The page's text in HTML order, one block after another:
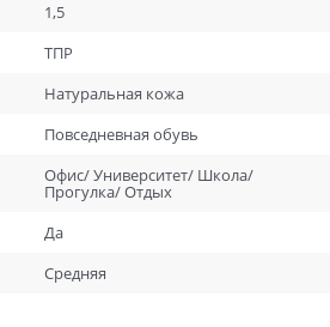
1,5
ТПР
Натуральная кожа
Повседневная обувь
Офис/ Университет/ Школа/
Прогулка/ Отдых
Да
Средняя